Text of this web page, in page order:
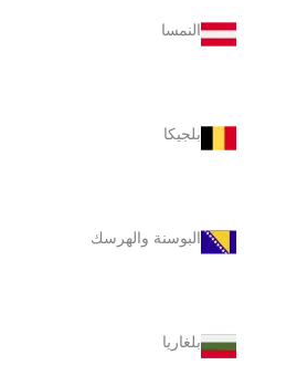
النمسا
بلجيكا
البوسنة والهرسك
بلغاريا